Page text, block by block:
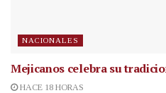
NACIONALES
Mejicanos celebra su
HACE 18 HORAS